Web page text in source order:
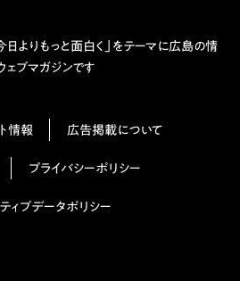
よりもっと面白く」をテーマに広島の情
ェブマガジンです
情報 広告掲載について
プライバシーポリシー
ィブデータポリシー